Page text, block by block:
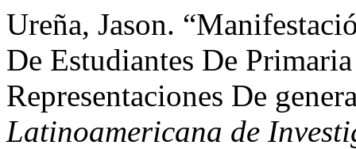
Ureña, Jason.
De Estudiantes De
Representaciones De
Latinoamericana de